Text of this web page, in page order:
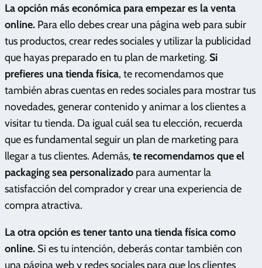
La opción más económica para empezar es la venta
online. Para ello debes crear una página web para subir
tus productos, crear redes sociales y utilizar la publicidad
que hayas preparado en tu plan de marketing. Si
prefieres una tienda física, te recomendamos que
también abras cuentas en redes sociales para mostrar tus
novedades, generar contenido y animar a los clientes a
visitar tu tienda. Da igual cuál sea tu elección, recuerda
que es fundamental seguir un plan de marketing para
llegar a tus clientes. Además, te recomendamos que el
packaging sea personalizado para aumentar la
satisfacción del comprador y crear una experiencia de
compra atractiva.
La otra opción es tener tanto una tienda física como
online. Si es tu intención, deberás contar también con
una página web y redes sociales para que los clientes